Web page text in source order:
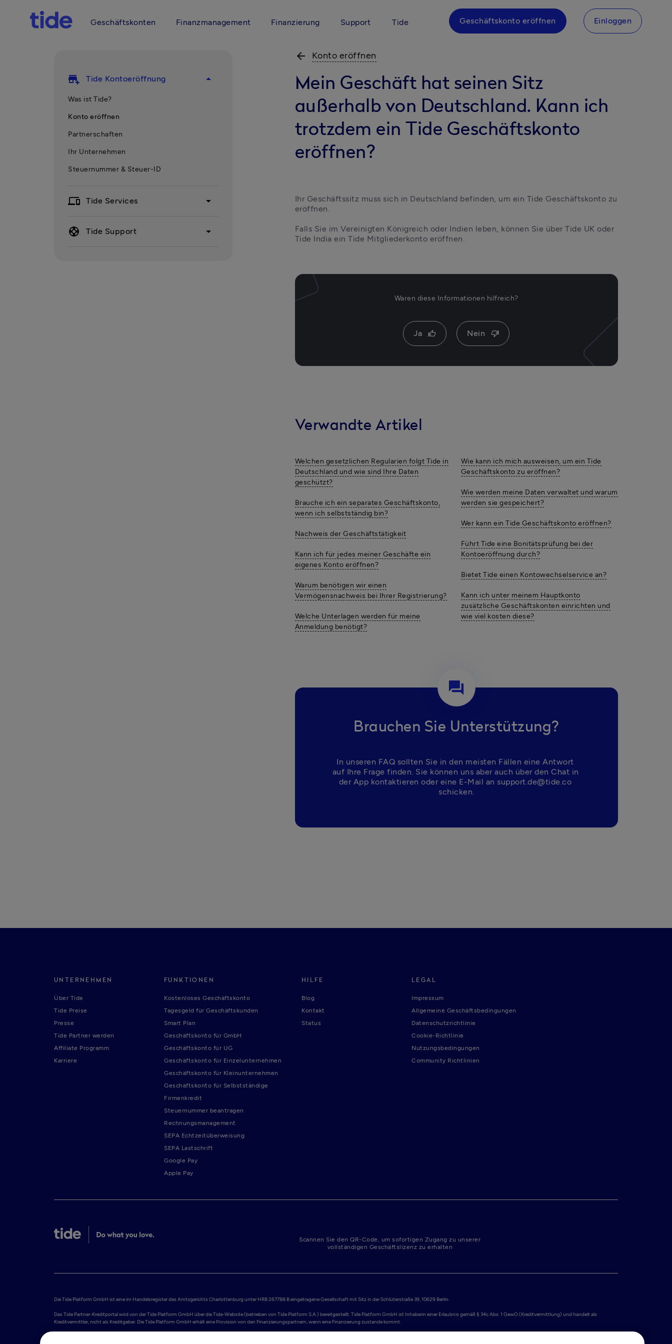
Geschäftskonten Finanzmanagement Finanzierung Support Tide Geschäftskonto eröffnen Einloggen
add_business Tide Kontoeröffnung arrow_drop_up
Was ist Tide?
Konto eröffnen
Partnerschaften
Ihr Unternehmen
Steuernummer & Steuer-ID
devices Tide Services arrow_drop_down
support Tide Support arrow_drop_down
arrow_back Konto eröffnen
Mein Geschäft hat seinen Sitz
außerhalb von Deutschland. Kann ich
trotzdem ein Tide Geschäftskonto
eröffnen?
Ihr Geschäftssitz muss sich in Deutschland befinden, um ein Tide Geschäftskonto zu
eröffnen.
Falls Sie im Vereinigten Königreich oder Indien leben, können Sie über Tide UK oder
Tide India ein Tide Mitgliederkonto eröffnen.
Waren diese Informationen hilfreich?
Ja thumb_up Nein thumb_down
Verwandte Artikel
Welchen gesetzlichen Regularien folgt Tide in
Deutschland und wie sind Ihre Daten
geschützt?
Brauche ich ein separates Geschäftskonto,
wenn ich selbstständig bin?
Nachweis der Geschäftstätigkeit
Kann ich für jedes meiner Geschäfte ein
eigenes Konto eröffnen?
Warum benötigen wir einen
Vermögensnachweis bei Ihrer Registrierung?
Welche Unterlagen werden für meine
Anmeldung benötigt?
Wie kann ich mich ausweisen, um ein Tide
Geschäftskonto zu eröffnen?
Wie werden meine Daten verwaltet und warum
werden sie gespeichert?
Wer kann ein Tide Geschäftskonto eröffnen?
Führt Tide eine Bonitätsprüfung bei der
Kontoeröffnung durch?
Bietet Tide einen Kontowechselservice an?
Kann ich unter meinem Hauptkonto
zusätzliche Geschäftskonten einrichten und
wie viel kosten diese?
question_answer
Brauchen Sie Unterstützung?
In unseren FAQ sollten Sie in den meisten Fällen eine Antwort
auf Ihre Frage finden. Sie können uns aber auch über den Chat in
der App kontaktieren oder eine E-Mail an support.de@tide.co
schicken.
UNTERNEHMEN
Über Tide
Tide Preise
Presse
Tide Partner werden
Affiliate Programm
Karriere
FUNKTIONEN
Kostenloses Geschäftskonto
Tagesgeld für Geschäftskunden
Smart Plan
Geschäftskonto für GmbH
Geschäftskonto für UG
Geschäftskonto für Einzelunternehmen
Geschäftskonto für Kleinunternehmen
Geschäftskonto für Selbstständige
Firmenkredit
Steuernummer beantragen
Rechnungsmanagement
SEPA Echtzeitüberweisung
SEPA Lastschrift
Google Pay
Apple Pay
HILFE
Blog
Kontakt
Status
LEGAL
Impressum
Allgemeine Geschäftsbedingungen
Datenschutzrichtlinie
Cookie-Richtlinie
Nutzungsbedingungen
Community Richtlinien
Scannen Sie den QR-Code, um sofortigen Zugang zu unserer
vollständigen Geschäftslizenz zu erhalten
Die Tide Platform GmbH ist eine im Handelsregister des Amtsgerichts Charlottenburg unter HRB 267788 B eingetragene Gesellschaft mit Sitz in der Schlüterstraße 39, 10629 Berlin.
Das Tide Partner-Kreditportal wird von der Tide Platform GmbH über die Tide-Website (betrieben von Tide Platform S.A.) bereitgestellt. Tide Platform GmbH ist Inhaberin einer Erlaubnis gemäß § 34c Abs. 1 GewO (Kreditvermittlung) und handelt als
Kreditvermittler, nicht als Kreditgeber. Die Tide Platform GmbH erhält eine Provision von den Finanzierungspartnern, wenn eine Finanzierung zustande kommt.